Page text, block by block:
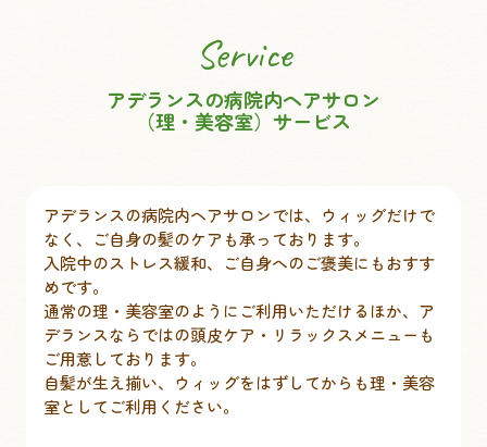
Service
アデランスの病院内ヘアサロン
（理・美容室）サービス
アデランスの病院内ヘアサロンでは、ウィッグだけで
なく、ご自身の髪のケアも承っております。
入院中のストレス緩和、ご自身へのご褒美にもおすす
めです。
通常の理・美容室のようにご利用いただけるほか、ア
デランスならではの頭皮ケア・リラックスメニューも
ご用意しております。
自髪が生え揃い、ウィッグをはずしてからも理・美容
室としてご利用ください。